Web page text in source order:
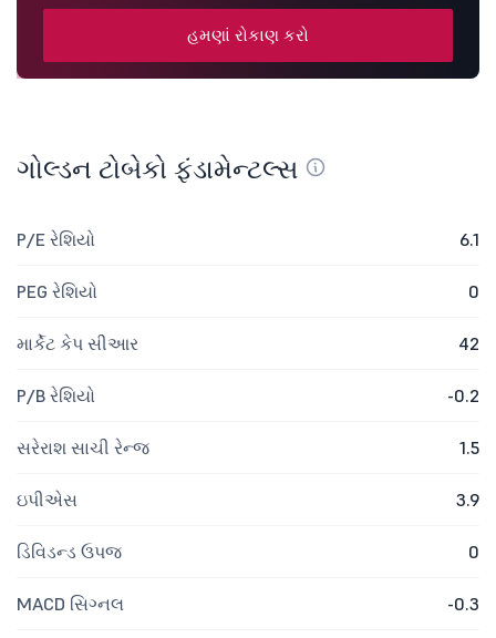
હમણાં રોકાણ કરો
ગોલ્ડન ટોબેકો ફંડામેન્ટલ્સ
P/E રેશિયો 6.1
PEG રેશિયો 0
માર્કેટ કેપ સીઆર 42
P/B રેશિયો -0.2
સરેરાશ સાચી રેન્જ 1.5
ઇપીએસ 3.9
ડિવિડન્ડ ઉપજ 0
MACD સિગ્નલ -0.3